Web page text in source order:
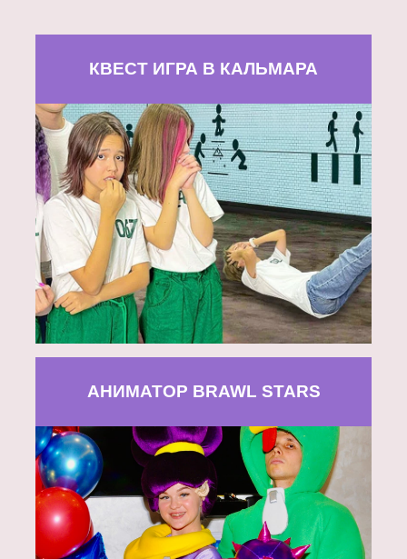
КВЕСТ ИГРА В КАЛЬМАРА
АНИМАТОР BRAWL STARS